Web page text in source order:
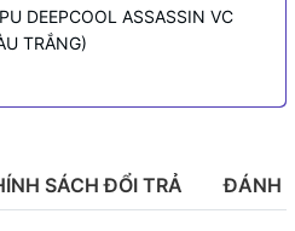
DEEPCOOL ASSASSIN VC
TRẮNG)
SÁCH ĐỔI TRẢ ĐÁNH